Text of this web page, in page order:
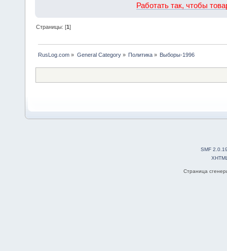
Работать так, чтобы
Страницы: [1]
RusLog.com » General Category» Политика» Выборы-1996
SMF
Страница